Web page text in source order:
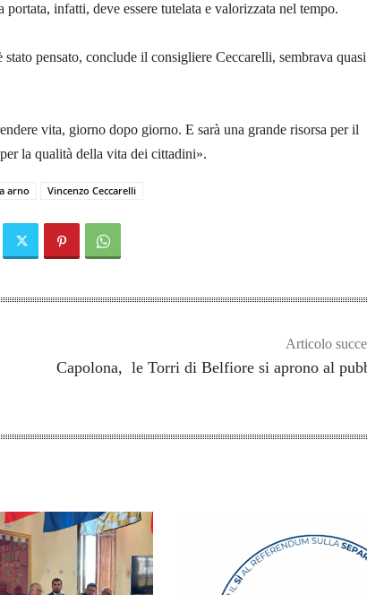
portata, infatti, deve essere tutelata e valorizzata nel tempo.
stato pensato, conclude il consigliere Ceccarelli, sembrava
vita, giorno dopo giorno. E sarà una grande risorsa per il
la qualità della vita dei cittadini».
arno Vincenzo Ceccarelli
Articolo
Capolona, le Torri di Belfiore si aprono al